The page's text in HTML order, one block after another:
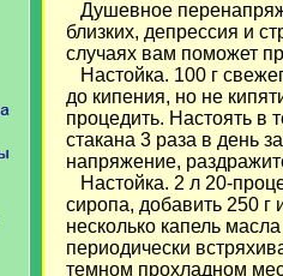
Душевное
близких, депрессия и
случаях вам поможет
Настойка. 100 г
до кипения, но не
процедить. Настоять в
стакана 3 раза в день
напряжение,
Настойка. 2 л 20-
сиропа, добавить 250 г
несколько капель
периодически
темном прохладном